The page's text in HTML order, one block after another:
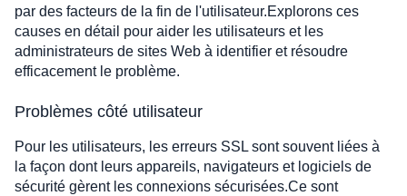
par des facteurs de la fin de l'utilisateur.Explorons ces
causes en détail pour aider les utilisateurs et les
administrateurs de sites Web à identifier et résoudre
efficacement le problème.
Problèmes côté utilisateur
Pour les utilisateurs, les erreurs SSL sont souvent liées à
la façon dont leurs appareils, navigateurs et logiciels de
sécurité gèrent les connexions sécurisées.Ce sont